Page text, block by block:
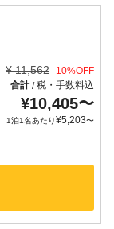
¥ 11,562 10%OFF
合計/税・手数料込
¥10,405〜
1泊1名あたり¥5,203〜